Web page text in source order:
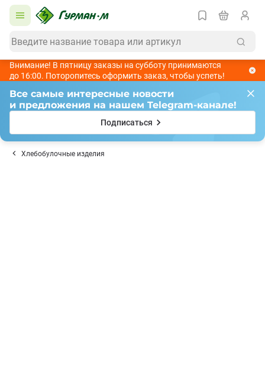
Внимание! В пятницу заказы на субботу принимаются
до 16:00. Поторопитесь оформить заказ, чтобы успеть!
Все самые интересные новости
и предложения на нашем Telegram-канале!
Подписаться
Хлебобулочные изделия